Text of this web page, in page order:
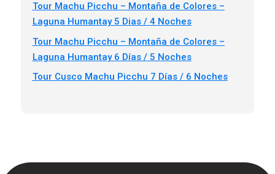
Tour Machu Picchu – Montaña de Colores –
Laguna Humantay 5 Dias / 4 Noches
Tour Machu Picchu – Montaña de Colores –
Laguna Humantay 6 Días / 5 Noches
Tour Cusco Machu Picchu 7 Días / 6 Noches